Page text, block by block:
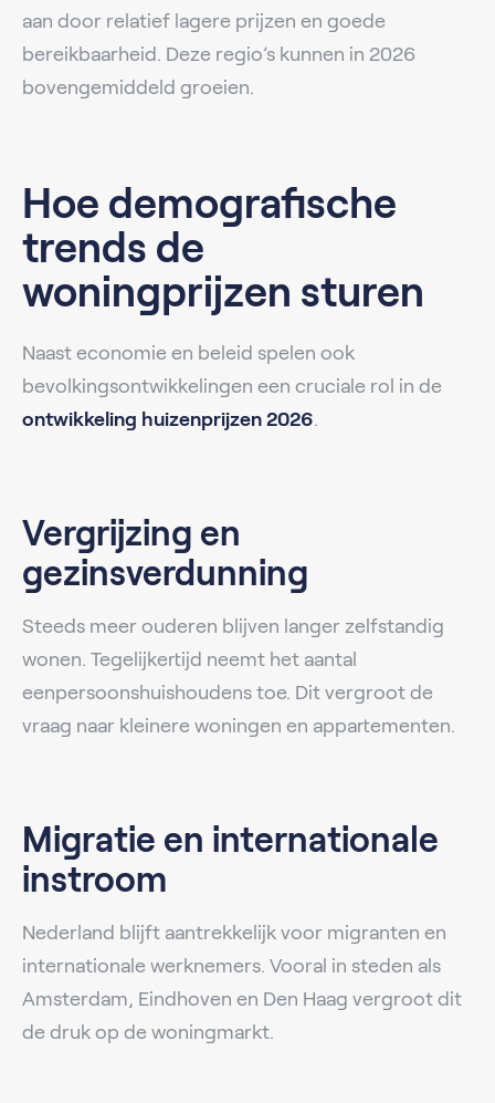
aan door relatief lagere prijzen en goede
bereikbaarheid. Deze regio’s kunnen in 2026
bovengemiddeld groeien.
Hoe demografische
trends de
woningprijzen sturen
Naast economie en beleid spelen ook
bevolkingsontwikkelingen een cruciale rol in de
ontwikkeling huizenprijzen 2026.
Vergrijzing en
gezinsverdunning
Steeds meer ouderen blijven langer zelfstandig
wonen. Tegelijkertijd neemt het aantal
eenpersoonshuishoudens toe. Dit vergroot de
vraag naar kleinere woningen en appartementen.
Migratie en internationale
instroom
Nederland blijft aantrekkelijk voor migranten en
internationale werknemers. Vooral in steden als
Amsterdam, Eindhoven en Den Haag vergroot dit
de druk op de woningmarkt.